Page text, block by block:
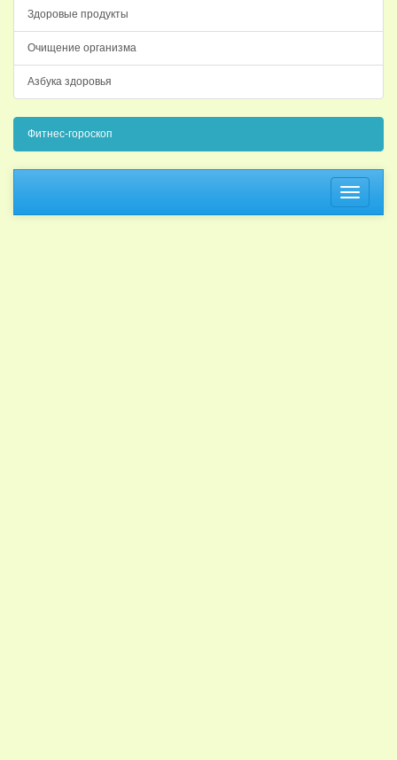
Здоровые продукты
Очищение организма
Азбука здоровья
Фитнес-гороскоп